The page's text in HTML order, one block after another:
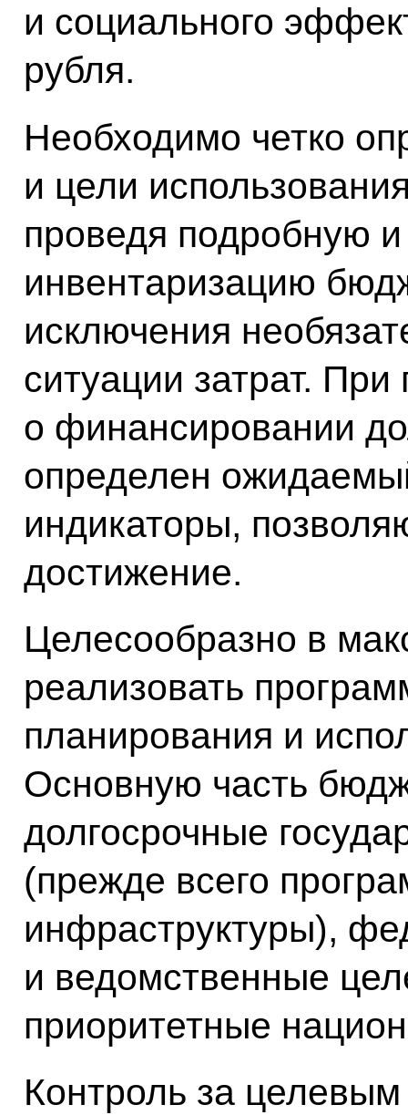
и социального
рубля.
Необходимо четко
и цели
проведя подробную
инвентаризацию
исключения
ситуации затрат.
о финансировании
определен
индикаторы,
достижение.
Целесообразно в
реализовать
планирования и
Основную часть
долгосрочные
(прежде всего
инфраструктуры),
и ведомственные
приоритетные
Контроль за